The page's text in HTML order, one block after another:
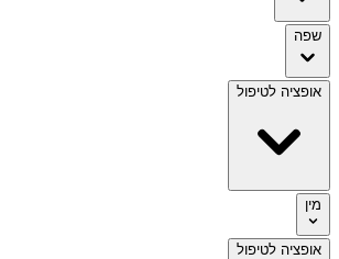
שפה
אופציה לטיפול
מין
אופציה לטיפול